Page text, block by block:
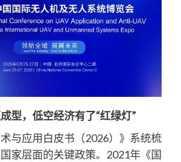
型，低空经济有了“红绿灯”
术与应用白皮书（2026）》系统梳
家层面的关键政策。2021年《国